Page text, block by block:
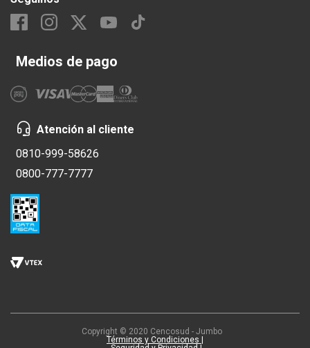
Medios de pago
Atención al cliente
0810-999-58626
0800-777-7777
Copyright © 2020 Cencosud - Jumbo
Términos y Condiciones |